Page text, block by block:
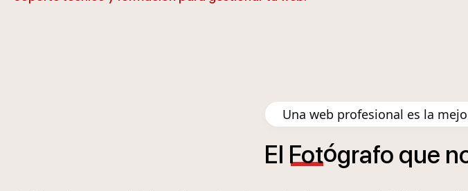
Una web profesional es la
El Fotógrafo que